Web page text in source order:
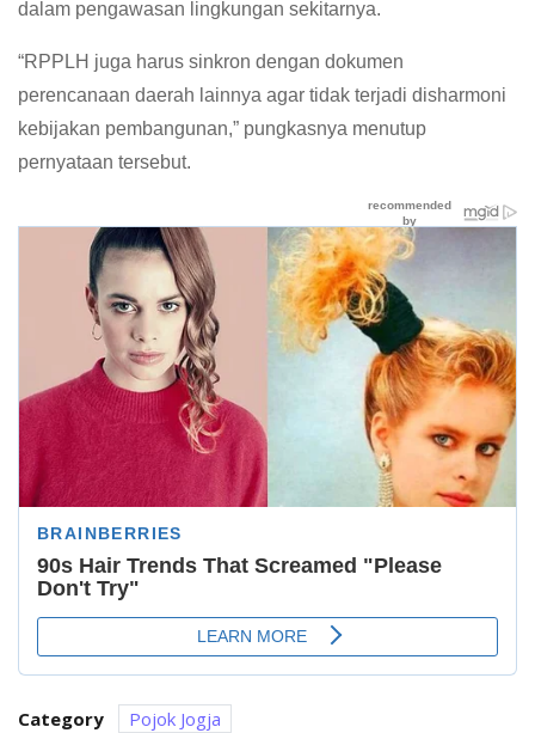
dalam pengawasan lingkungan sekitarnya.
“RPPLH juga harus sinkron dengan dokumen
perencanaan daerah lainnya agar tidak terjadi disharmoni
kebijakan pembangunan,” pungkasnya menutup
pernyataan tersebut.
Category Pojok Jogja